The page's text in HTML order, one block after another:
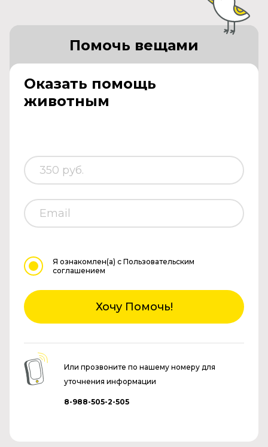
Оказать помощь
животным
Помочь вещами
Я ознакомлен(а) с Пользовательским
соглашением
Хочу Помочь!
Или прозвоните по нашему номеру для
уточнения информации
8-988-505-2-505